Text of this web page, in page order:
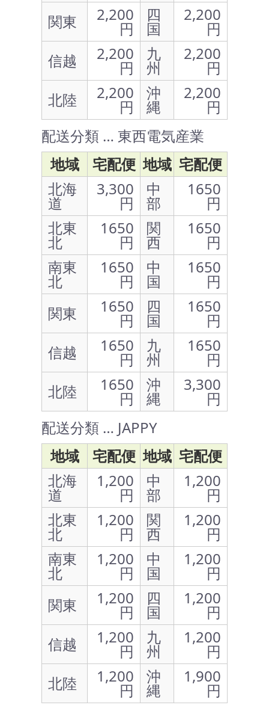
関東
2,200
円
四
国
2,200
円
信越
2,200
円
九
州
2,200
円
北陸
2,200
円
沖
縄
2,200
円
配送分類 … 東西電気産業
地域
宅配便 地域 宅配便
北海
道
3,300
円
中
部
1650
円
北東
北
1650
円
関
西
1650
円
南東
北
1650
円
中
国
1650
円
関東
1650
円
四
国
1650
円
信越
1650
円
九
州
1650
円
北陸
1650
円
沖
縄
3,300
円
配送分類 … JAPPY
地域
宅配便 地域 宅配便
北海
道
1,200
円
中
部
1,200
円
北東
北
1,200
円
関
西
1,200
円
南東
北
1,200
円
中
国
1,200
円
関東
1,200
円
四
国
1,200
円
信越
1,200
円
九
州
1,200
円
北陸
1,200
円
沖
縄
1,900
円